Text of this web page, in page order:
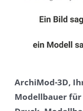
ArchiMod-3D,
Modellbauer